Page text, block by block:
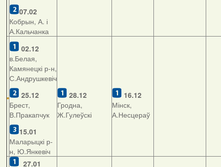
07.02
Кобрын, А. і
А.Кальчанка
02.12
в.Белая,
Камянецкі р-н,
С.Андрушкевіч
25.12
Брест,
В.Пракапчук
15.01
Маларыцкі р-
н, Ю.Янкевіч
28.12
Гродна,
Ж.Гулеўскі
16.12
Мінск,
А.Несцераў
27.01